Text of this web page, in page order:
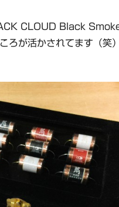
CLOUD Black
ろが活かされてます（笑）